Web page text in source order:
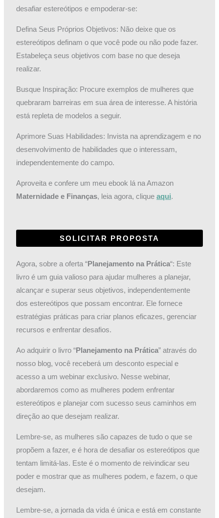
desafiar estereótipos e empoderar-se:
Defina Seus Próprios Objetivos: Não deixe que os
estereótipos definam o que você pode ou não pode fazer.
Estabeleça seus objetivos com base no que deseja
realizar.
Busque Inspiração: Procure exemplos de mulheres que
quebraram barreiras em sua área de interesse. A história
está repleta de modelos a seguir.
Aprimore Suas Habilidades: Invista na aprendizagem e no
desenvolvimento de habilidades que o interessam,
independentemente do campo.
Aproveita e confere um meu ebook lá na Amazon
Maternidade e Finanças, leia agora, cliqueaqui.
SOLICITAR PROPOSTA
Agora, sobre a oferta “Planejamento na Prática“: Este
livro é um guia valioso para ajudar mulheres a planejar,
alcançar e superar seus objetivos, independentemente
dos estereótipos que possam encontrar. Ele fornece
estratégias práticas para criar planos eficazes, gerenciar
recursos e enfrentar desafios.
Ao adquirir o livro “Planejamento na Prática” através do
nosso blog, você receberá um desconto especial e
acesso a um webinar exclusivo. Nesse webinar,
abordaremos como as mulheres podem enfrentar
estereótipos e planejar com sucesso seus caminhos em
direção ao que desejam realizar.
Lembre-se, as mulheres são capazes de tudo o que se
propõem a fazer, e é hora de desafiar os estereótipos que
tentam limitá-las. Este é o momento de reivindicar seu
poder e mostrar que as mulheres podem, e fazem, o que
desejam.
Lembre-se, a jornada da vida é única e está em constante